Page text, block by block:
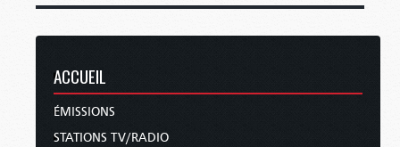
ACCUEIL
ÉMISSIONS
STATIONS TV/RADIO